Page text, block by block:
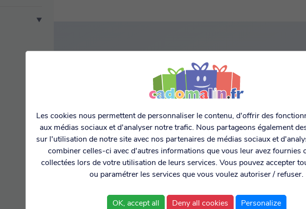
PAIEMENT SÉCURISÉ
CIC MONETICO
EXPÉDITION RAPIDE ET
LIVRAISON EN 48H
DONNÉES
Les cookies nous permettent de personnaliser le contenu, d'offrir des
aux médias sociaux et d'analyser notre trafic. Nous partageons également
sur l'utilisation de notre site avec nos partenaires de médias sociaux et
combiner celles-ci avec d'autres informations que vous leur avez fournies
collectées lors de votre utilisation de leurs services. Vous pouvez accepter
ou paramétrer les services que vous voulez autoriser / refuser.
OK, accept all Deny all cookies Personalize